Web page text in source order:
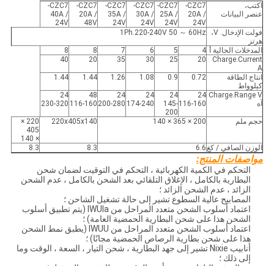
اكتب،
عنصر البيانات
CZC7-
20A /
24V
CZC7-
25A /
24V
CZC7-
30A /
24V
CZC7-
35A /
24V
CZC7-
20A /
48V
CZC7-
40A /
24V
فولت الإدخال. V،
هرتز
1Ph.220-240V 50 ～ 60Hz
المدخلات الحالية أ 4
5
6
7
8
8
Charge.Current
A
20
25
30
35
20
40
انتاج الطاقة
كيلوواط
0.72
0.9
1.08
1.26
1.44
1.44
Charge.Range V
آه
24
116-160
24
145-
200
24
174-240
24
200-280
48
116-160
24
230-320
حجم ملم 200 × 365 × 140
220x405x140
220 ×
405
× 140
الوزن الصافي / كغ6.6
8.3
8.3
مواصفات المنتج:
التحكم في الكمية الكهربائية ، التحكم في التوقيت لضمان شحن
البطارية بالكامل ، الإغلاق التلقائي بعد الشحن بالكامل ، عدم الشحن
الزائد ، عدم الشحن الزائد ؛
المصابيح عالية السطوع تشير إلى حالة تشغيل الشاحن ؛
اعتماد أسلوب الشحن متعدد المراحل من IWUIa (يتم تطبيق أسلوب
الشحن هذا على شحن البطارية الحمضية العامة) ؛
اعتماد أسلوب الشحن متعدد المراحل من IWUU (يطبق نمط الشحن
هذا على شحن بطارية الرصاص الحمضية مجانًا) ؛
أنابيب Nixie تشير إلى جهد البطارية ، شحن التيار ، السعة ، الوقت وما
إلى ذلك ؛